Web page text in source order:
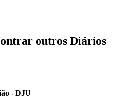
outros Diários
- DJU